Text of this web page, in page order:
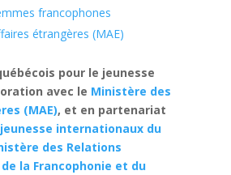
francophones
étrangères (MAE)
pour le jeunesse
avec le Ministère des
(MAE), et en partenariat
internationaux du
des Relations
la Francophonie et du